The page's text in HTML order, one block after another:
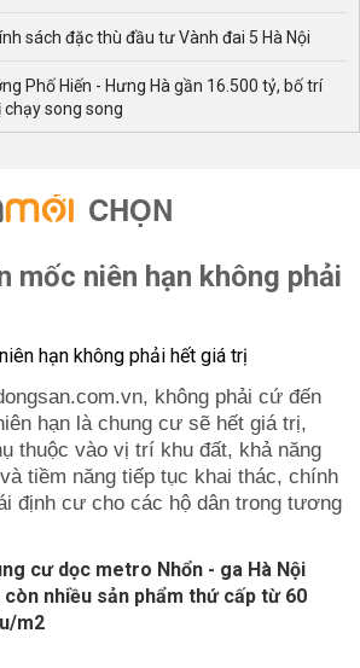
sách đặc thù đầu tư Vành đai 5 Hà Nội
Phố Hiến - Hưng Hà gần 16.500 tỷ, bố trí
song song
CHỌN
mốc niên hạn không phải
không phải cứ đến
hạn là chung cư sẽ hết giá trị,
thuộc vào vị trí khu đất, khả năng
tiềm năng tiếp tục khai thác, chính
định cư cho các hộ dân trong tương
cư dọc metro Nhổn - ga Hà Nội
còn nhiều sản phẩm thứ cấp từ 60
m2